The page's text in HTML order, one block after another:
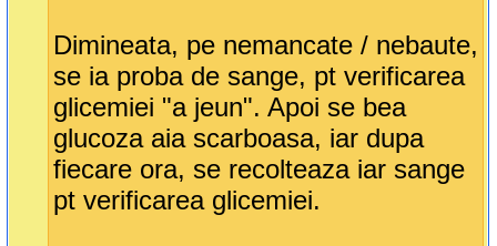
Dimineata, pe nemancate / nebaute,
se ia proba de sange, pt verificarea
glicemiei "a jeun". Apoi se bea
glucoza aia scarboasa, iar dupa
fiecare ora, se recolteaza iar sange
pt verificarea glicemiei.